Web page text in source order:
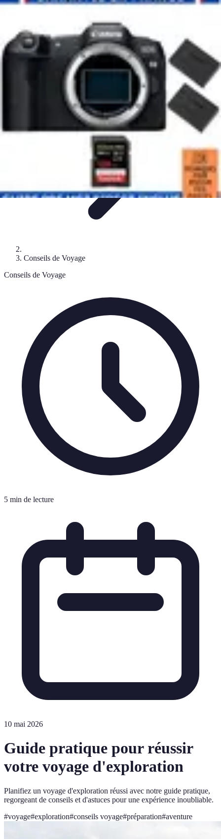
Globe Explore
Conseils Pratiques
Globe Explore
Conseils de Voyage
Conseils de Voyage
5 min de lecture
10 mai 2026
Guide pratique pour réussir
votre voyage d'exploration
Planifiez un voyage d'exploration réussi avec notre guide pratique,
regorgeant de conseils et d'astuces pour une expérience inoubliable.
#voyage#exploration#conseils voyage#préparation#aventure